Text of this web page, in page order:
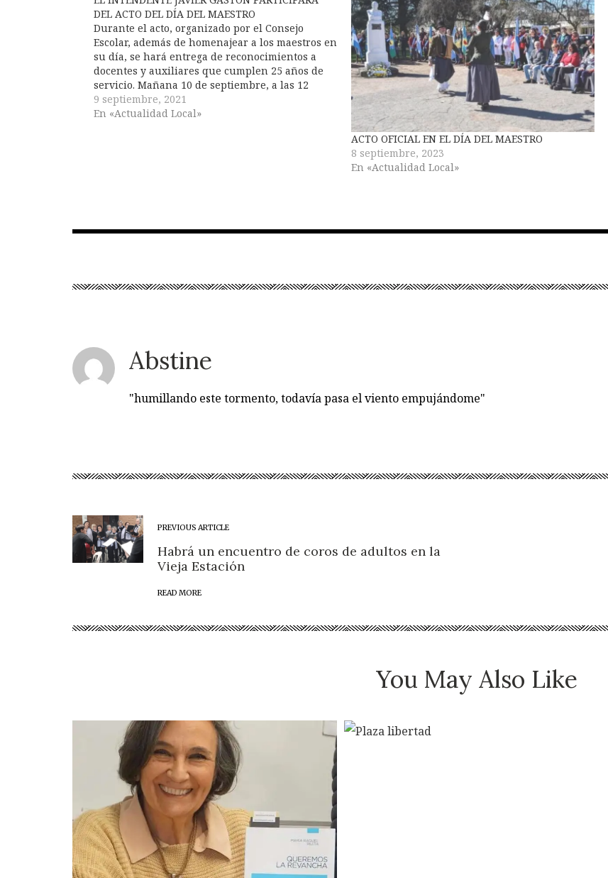
DEL ACTO DEL DÍA DEL MAESTRO
Durante el acto, organizado por el Consejo
Escolar, además de homenajear a los maestros en
su día, se hará entrega de reconocimientos a
docentes y auxiliares que cumplen 25 años de
servicio. Mañana 10 de septiembre, a las 12
horas, el intendente Javier Gastón se hará
presente en la Plaza…
9 septiembre, 2021
En «Actualidad Local»
ACTO OFICIAL EN EL DÍA DEL MAESTRO
8 septiembre, 2023
En «Actualidad Local»
Abstine
"humillando este tormento, todavía pasa el viento empujándome"
PREVIOUS ARTICLE
Habrá un encuentro de coros de adultos en la
Vieja Estación
READ MORE
You May Also Like